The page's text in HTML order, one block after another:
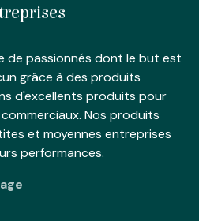
de passionnés dont le but est
grâce à des produits
d'excellents produits pour
Nos produits
et moyennes entreprises
performances.